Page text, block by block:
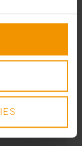
VISUS
im…